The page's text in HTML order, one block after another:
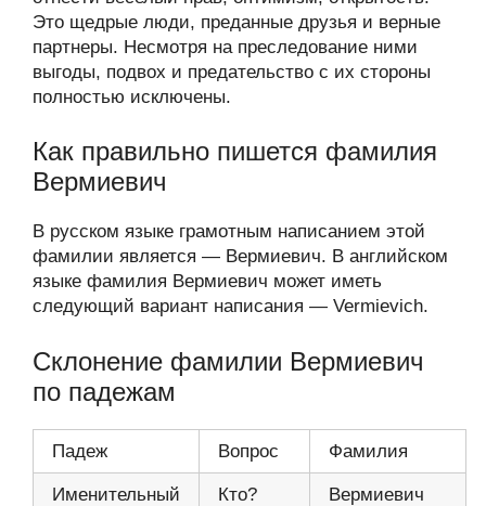
Это щедрые люди, преданные друзья и верные
партнеры. Несмотря на преследование ними
выгоды, подвох и предательство с их стороны
полностью исключены.
Как правильно пишется фамилия
Вермиевич
В русском языке грамотным написанием этой
фамилии является — Вермиевич. В английском
языке фамилия Вермиевич может иметь
следующий вариант написания — Vermievich.
Склонение фамилии Вермиевич
по падежам
Падеж Вопрос Фамилия
Именительный Кто? Вермиевич